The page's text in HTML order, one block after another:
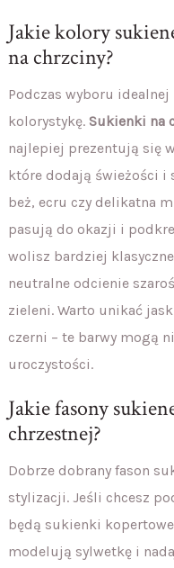
Jakie kolory
na chrzciny?
Podczas wyboru
kolorystykę. Sukienki na
najlepiej prezentują się
które dodają świeżości i
beż, ecru czy delikatna
pasują do okazji i
wolisz bardziej
neutralne odcienie
zieleni. Warto unikać
czerni – te barwy mogą
uroczystości.
Jakie fasony
chrzestnej?
Dobrze dobrany fason
stylizacji. Jeśli chcesz
będą sukienki
modelują sylwetkę i